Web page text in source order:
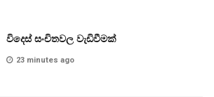
විදෙස් සංචිතවල වැඩිවීමක්
23 minutes ago